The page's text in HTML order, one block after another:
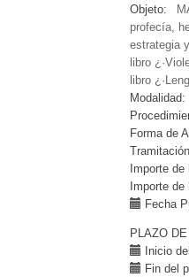
Objeto
profecía,
estrategia
libro
libro
Modalidad
Forma de
Tramitación
Importe
Importe
Fecha
PLAZO
Inicio
Fin del